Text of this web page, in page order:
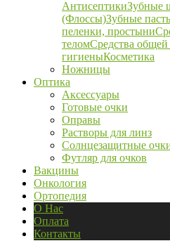
АнтисептикиЗубные
(Флоссы)Зубные
пеленки, простыни
теломСредства
гигиеныКосметика
Ножницы
Оптика
Аксессуары
Готовые очки
Оправы
Растворы для линз
Солнцезащитные
Футляр для очков
Вакцины
Онкология
Ортопедия
О Нас
Оплата
Контакты